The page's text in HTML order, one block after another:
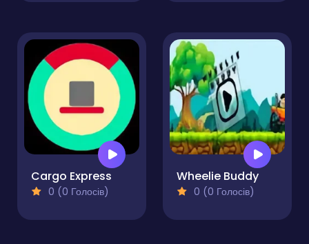
Cargo Express
0 (0 Голосів)
Wheelie Buddy
0 (0 Голосів)